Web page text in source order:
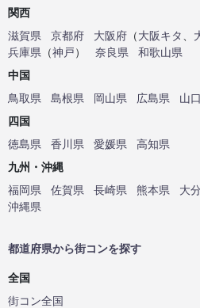
関西
滋賀県
京都府 大阪府 （大阪キタ
兵庫県 （神戸） 奈良県
和歌山県
中国
鳥取県
島根県 岡山県 広島県
山
四国
徳島県
香川県 愛媛県
高知県
九州・沖縄
福岡県
佐賀県 長崎県 熊本県 大
沖縄県
都道府県から街コンを探す
全国
街コン全国